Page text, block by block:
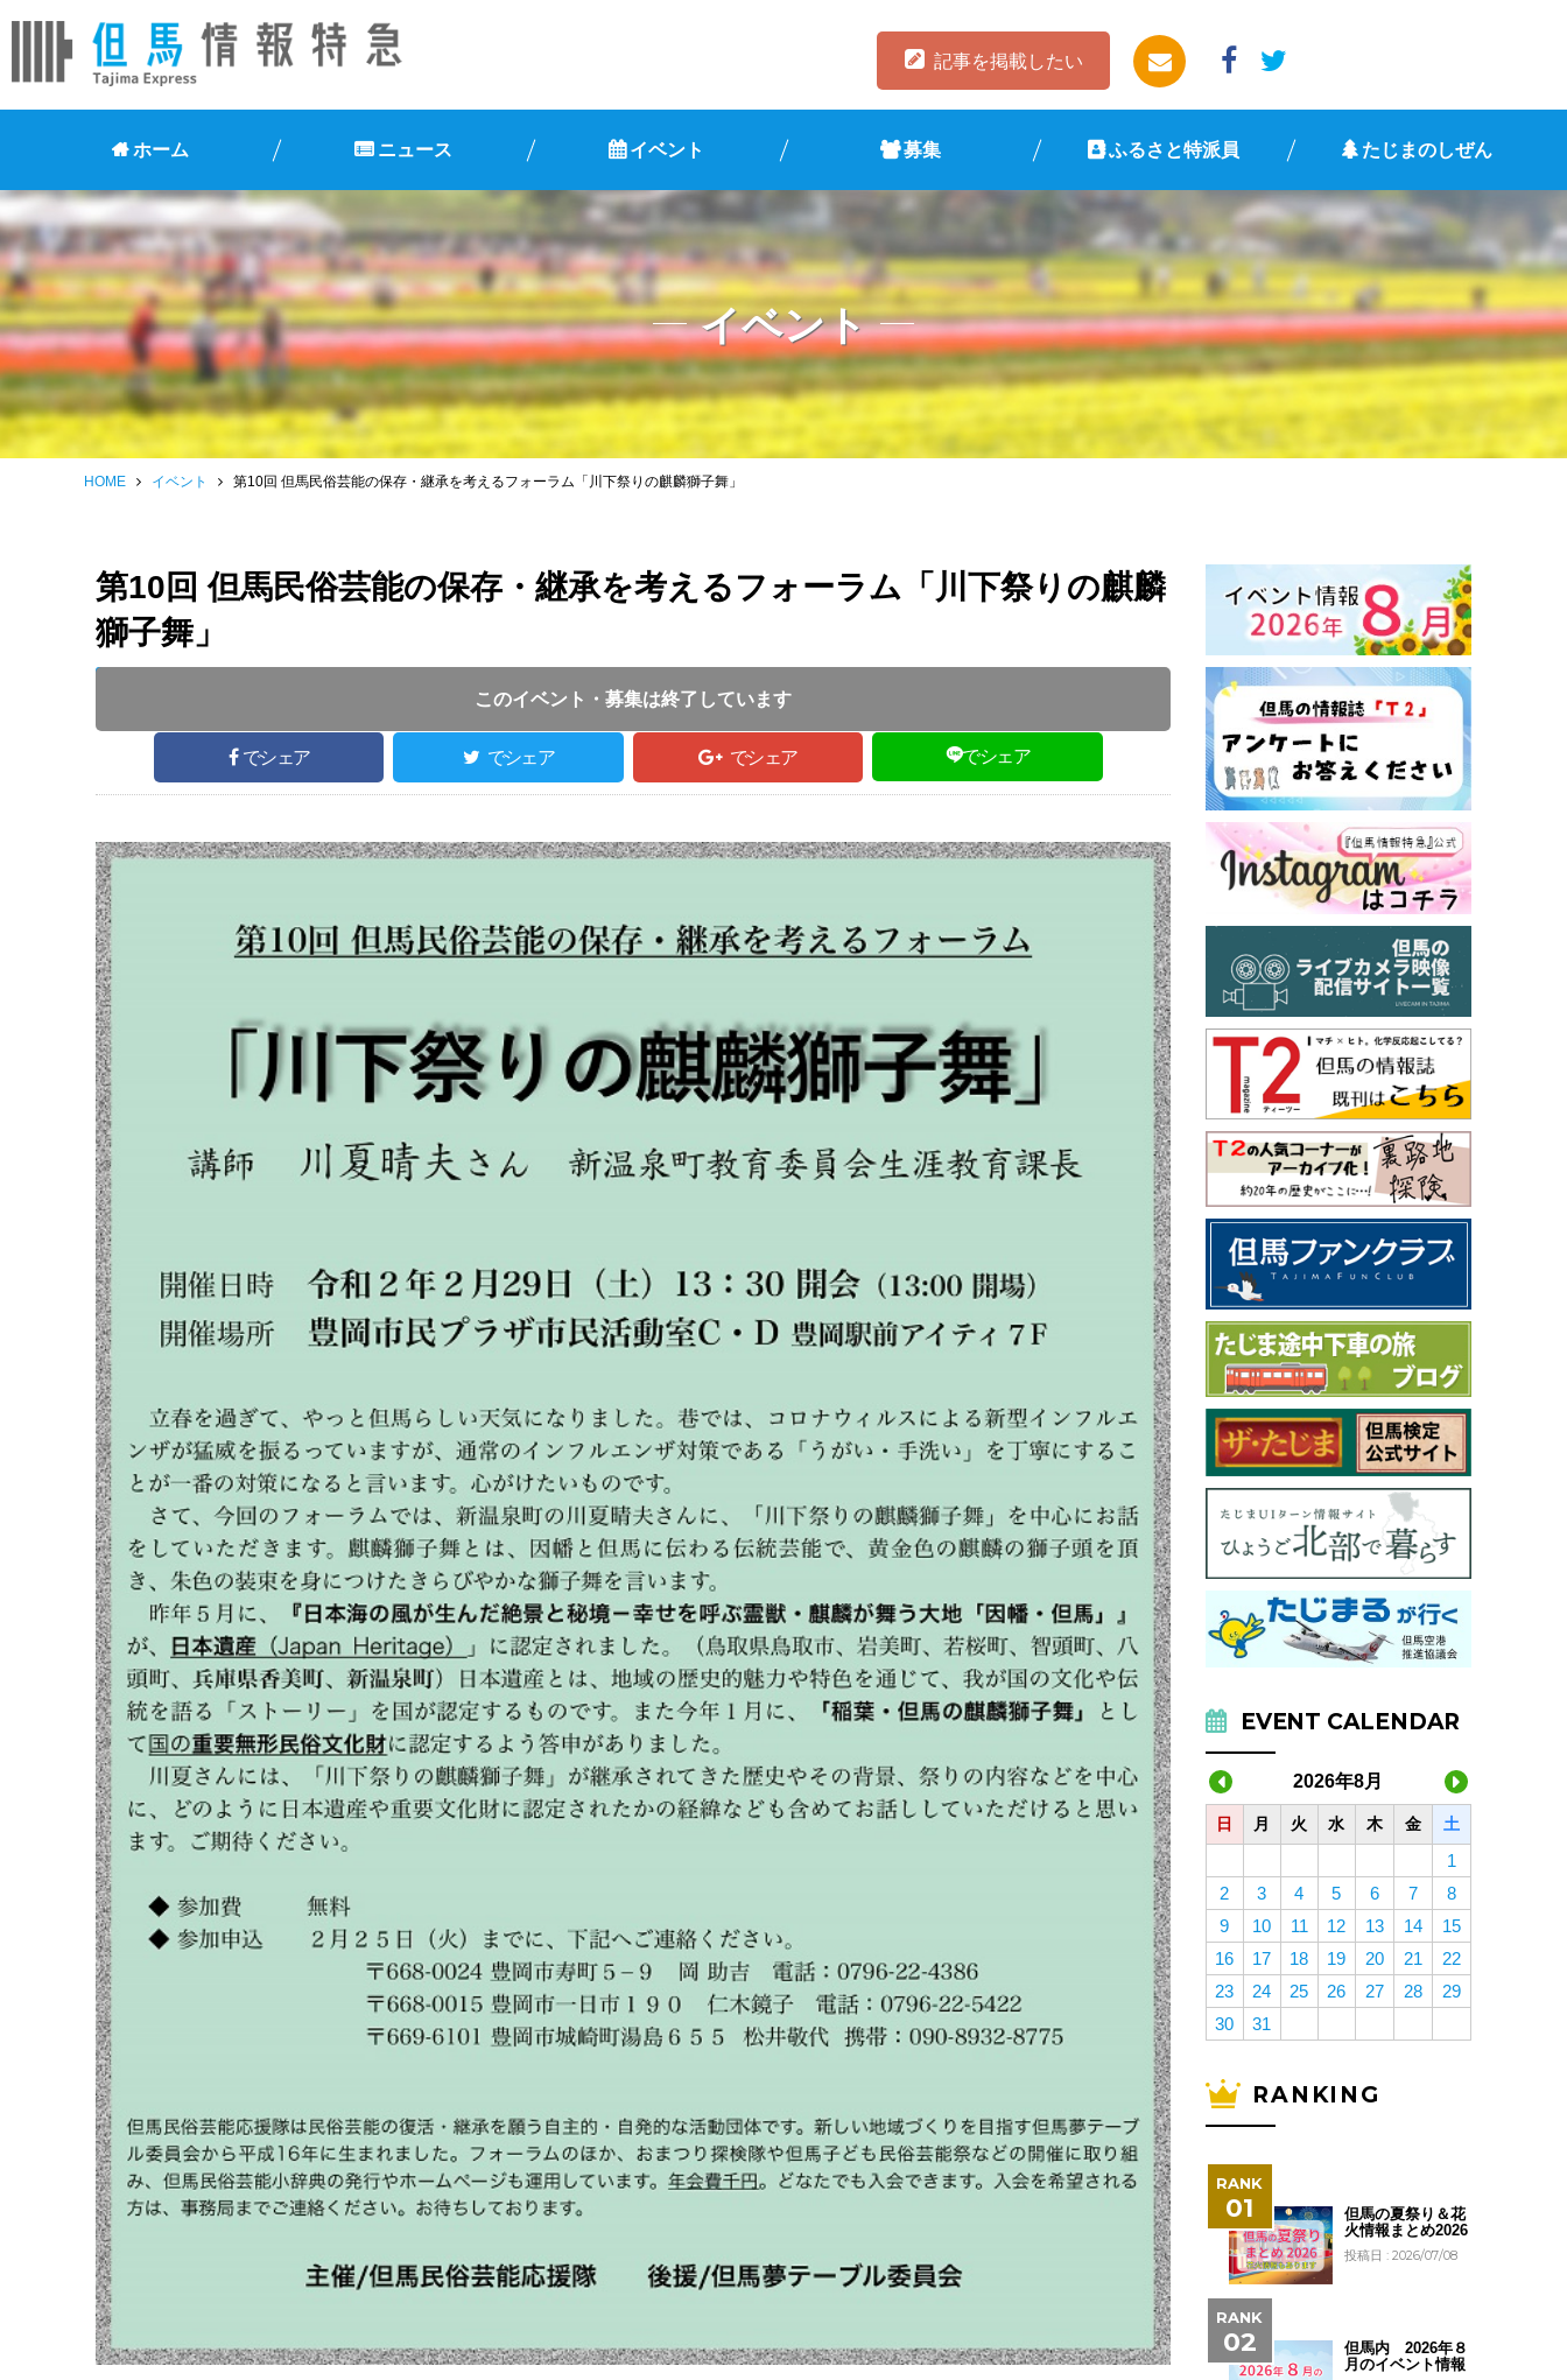
記事を掲載したい
ホーム ニュース イベント 募集 ふるさと特派員 たじまのしぜん
イベント
HOME イベント 第10回 但馬民俗芸能の保存・継承を考えるフォーラム「川下祭りの麒麟獅子舞」
第10回 但馬民俗芸能の保存・継承を考えるフォーラム「川下祭りの麒麟
獅子舞」
このイベント・募集は終了しています
でシェア でシェア でシェア でシェア
EVENT CALENDAR
2026年8月
日 月 火 水 木 金 土
1
2
3 4 5 6 7
8
9
10 11 12 13 14
15
16
17 18 19 20 21
22
23
24 25 26 27 28
29
30
31
RANKING
但馬の夏祭り＆花
火情報まとめ2026
投稿日 : 2026/07/08
但馬内 2026年８
月のイベント情報